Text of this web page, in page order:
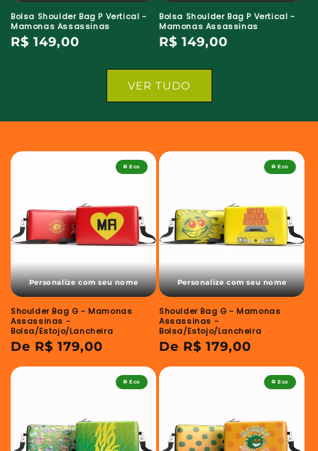
Bolsa Shoulder Bag P Vertical -
Mamonas Assassinas
Preço
R$ 149,00
Bolsa Shoulder Bag P Vertical -
Mamonas Assassinas
Preço
R$ 149,00
VER TUDO
♻️ Eco
Personalize com seu nome
Shoulder Bag G - Mamonas
Assassinas -
Bolsa/Estojo/Lancheira
Preço
De R$ 179,00
♻️ Eco
Personalize com seu nome
Shoulder Bag G - Mamonas
Assassinas -
Bolsa/Estojo/Lancheira
Preço
De R$ 179,00
♻️ Eco ♻️ Eco